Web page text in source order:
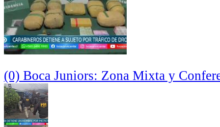
(0) Boca Juniors: Zona Mixta y